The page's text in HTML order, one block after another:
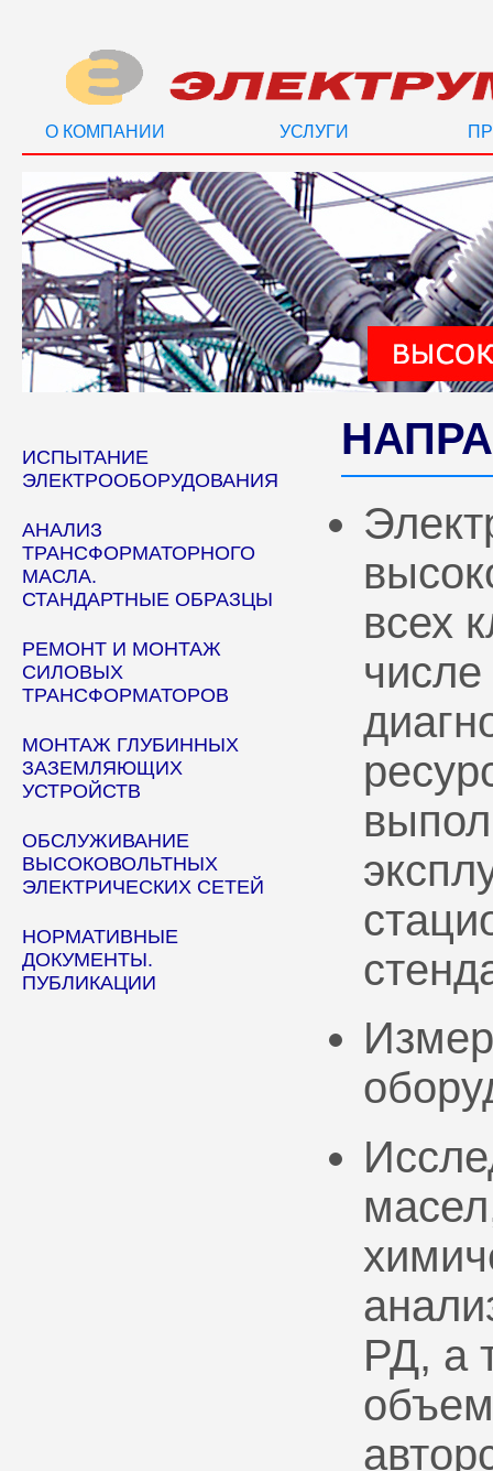
О КОМПАНИИ УСЛУГИ
ИСПЫТАНИЕ
ЭЛЕКТРООБОРУДОВАНИЯ
АНАЛИЗ
ТРАНСФОРМАТОРНОГО
МАСЛА.
СТАНДАРТНЫЕ ОБРАЗЦЫ
РЕМОНТ И МОНТАЖ
СИЛОВЫХ
ТРАНСФОРМАТОРОВ
МОНТАЖ ГЛУБИННЫХ
ЗАЗЕМЛЯЮЩИХ
УСТРОЙСТВ
ОБСЛУЖИВАНИЕ
ВЫСОКОВОЛЬТНЫХ
ЭЛЕКТРИЧЕСКИХ СЕТЕЙ
НОРМАТИВНЫЕ
ДОКУМЕНТЫ.
ПУБЛИКАЦИИ
всех
РД, а